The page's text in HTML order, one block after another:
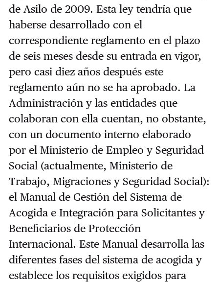
de Asilo de 2009. Esta ley tendría que
haberse desarrollado con el
correspondiente reglamento en el plazo
de seis meses desde su entrada en vigor,
pero casi diez años después este
reglamento aún no se ha aprobado. La
Administración y las entidades que
colaboran con ella cuentan, no obstante,
con un documento interno elaborado
por el Ministerio de Empleo y Seguridad
Social (actualmente, Ministerio de
Trabajo, Migraciones y Seguridad Social):
el Manual de Gestión del Sistema de
Acogida e Integración para Solicitantes y
Beneficiarios de Protección
Internacional. Este Manual desarrolla las
diferentes fases del sistema de acogida y
establece los requisitos exigidos para